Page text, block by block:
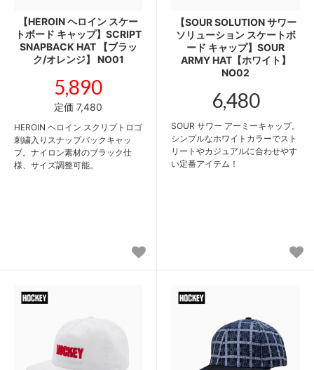
【HEROIN ヘロイン スケー
トボード キャップ】SCRIPT
SNAPBACK HAT 【ブラッ
ク/オレンジ】 NO01
5,890
定価 7,480
HEROIN ヘロイン スクリプトロゴ
刺繍入りスナップバックキャッ
プ。ナイロン素材のブラック仕
様、サイズ調整可能。
【SOUR SOLUTION サワー
ソリューション スケートボ
ード キャップ】SOUR
ARMY HAT【ホワイト】
NO02
6,480
SOUR サワー アーミーキャップ。
シンプルなホワイトカラーでスト
リートやカジュアルに合わせやす
い定番アイテム！